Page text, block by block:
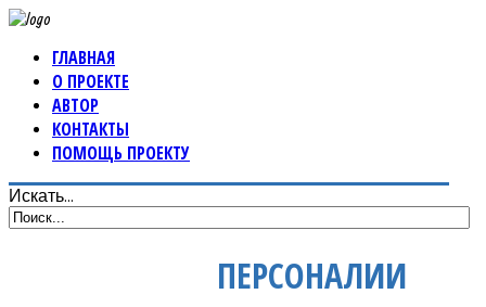
ГЛАВНАЯ
О ПРОЕКТЕ
АВТОР
КОНТАКТЫ
ПОМОЩЬ ПРОЕКТУ
Искать...
ПЕРСОНАЛИИ